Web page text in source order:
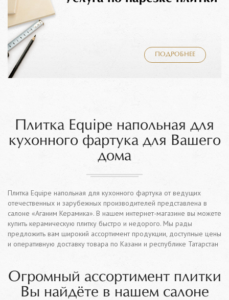
ПОДРОБНЕЕ
Плитка Equipe напольная для
кухонного фартука для Вашего
дома
Плитка Equipe напольная для кухонного фартука от ведущих
отечественных и зарубежных производителей представлена в
салоне «Аганим Керамика». В нашем интернет-магазине вы можете
купить керамическую плитку быстро и недорого. Мы рады
предложить вам широкий ассортимент продукции, доступные цены
и оперативную доставку товара по Казани и республике Татарстан
Огромный ассортимент плитки
Вы найдёте в нашем салоне